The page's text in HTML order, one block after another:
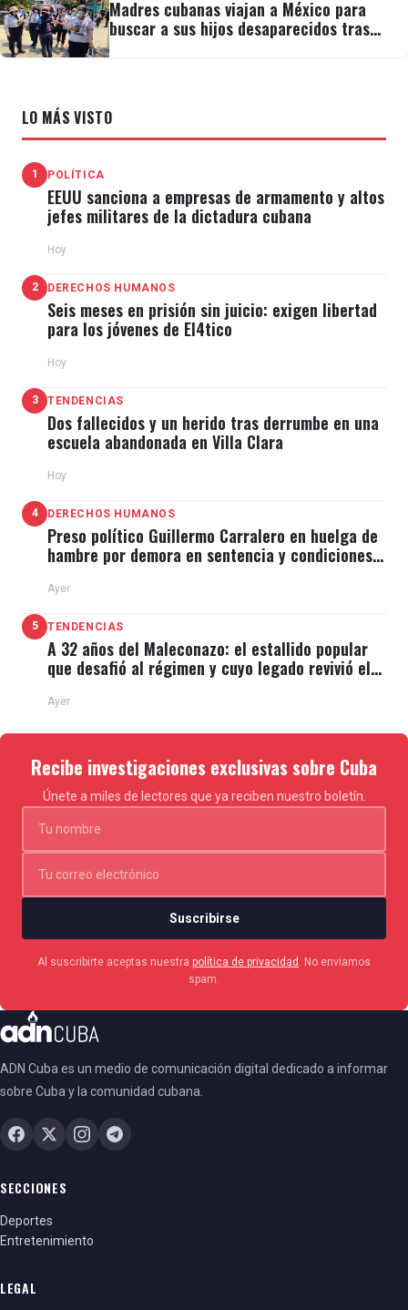
Madres cubanas viajan a México para
buscar a sus hijos desaparecidos tras
LO MÁS VISTO
1 POLÍTICA
EEUU sanciona a empresas de armamento y altos
jefes militares de la dictadura cubana
Hoy
2 DERECHOS HUMANOS
Seis meses en prisión sin juicio: exigen libertad
para los jóvenes de El4tico
Hoy
3 TENDENCIAS
Dos fallecidos y un herido tras derrumbe en una
escuela abandonada en Villa Clara
Hoy
4 DERECHOS HUMANOS
Preso político Guillermo Carralero en huelga de
hambre por demora en sentencia y condiciones
Ayer
5 TENDENCIAS
A 32 años del Maleconazo: el estallido popular
que desafió al régimen y cuyo legado revivió el
Ayer
Recibe investigaciones exclusivas sobre Cuba
Únete a miles de lectores que ya reciben nuestro boletín.
Suscribirse
Al suscribirte aceptas nuestra política de privacidad
. No enviamos
spam.
ADN Cuba es un medio de comunicación digital dedicado a informar
sobre Cuba y la comunidad cubana.
SECCIONES
Deportes
Entretenimiento
LEGAL